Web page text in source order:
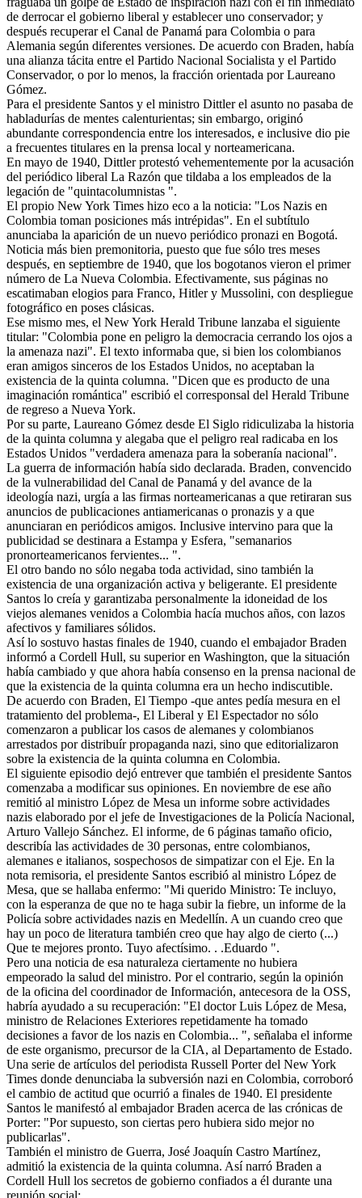
de derrocar el gobierno liberal y establecer uno conservador; y
después recuperar el Canal de Panamá para Colombia o para
Alemania según diferentes versiones. De acuerdo con Braden, había
una alianza tácita entre el Partido Nacional Socialista y el Partido
Conservador, o por lo menos, la fracción orientada por Laureano
Gómez.
Para el presidente Santos y el ministro Dittler el asunto no pasaba de
habladurías de mentes calenturientas; sin embargo, originó
abundante correspondencia entre los interesados, e inclusive dio pie
a frecuentes titulares en la prensa local y norteamericana.
En mayo de 1940, Dittler protestó vehementemente por la acusación
del periódico liberal La Razón que tildaba a los empleados de la
legación de "quintacolumnistas ".
El propio New York Times hizo eco a la noticia: "Los Nazis en
Colombia toman posiciones más intrépidas". En el subtítulo
anunciaba la aparición de un nuevo periódico pronazi en Bogotá.
Noticia más bien premonitoria, puesto que fue sólo tres meses
después, en septiembre de 1940, que los bogotanos vieron el primer
número de La Nueva Colombia. Efectivamente, sus páginas no
escatimaban elogios para Franco, Hitler y Mussolini, con despliegue
fotográfico en poses clásicas.
Ese mismo mes, el New York Herald Tribune lanzaba el siguiente
titular: "Colombia pone en peligro la democracia cerrando los ojos a
la amenaza nazi". El texto informaba que, si bien los colombianos
eran amigos sinceros de los Estados Unidos, no aceptaban la
existencia de la quinta columna. "Dicen que es producto de una
imaginación romántica" escribió el corresponsal del Herald Tribune
de regreso a Nueva York.
Por su parte, Laureano Gómez desde El Siglo ridiculizaba la historia
de la quinta columna y alegaba que el peligro real radicaba en los
Estados Unidos "verdadera amenaza para la soberanía nacional".
La guerra de información había sido declarada. Braden, convencido
de la vulnerabilidad del Canal de Panamá y del avance de la
ideología nazi, urgía a las firmas norteamericanas a que retiraran sus
anuncios de publicaciones antiamericanas o pronazis y a que
anunciaran en periódicos amigos. Inclusive intervino para que la
publicidad se destinara a Estampa y Esfera, "semanarios
pronorteamericanos fervientes... ".
El otro bando no sólo negaba toda actividad, sino también la
existencia de una organización activa y beligerante. El presidente
Santos lo creía y garantizaba personalmente la idoneidad de los
viejos alemanes venidos a Colombia hacía muchos años, con lazos
afectivos y familiares sólidos.
Así lo sostuvo hastas finales de 1940, cuando el embajador Braden
informó a Cordell Hull, su superior en Washington, que la situación
había cambiado y que ahora había consenso en la prensa nacional de
que la existencia de la quinta columna era un hecho indiscutible.
De acuerdo con Braden, El Tiempo -que antes pedía mesura en el
tratamiento del problema-, El Liberal y El Espectador no sólo
comenzaron a publicar los casos de alemanes y colombianos
arrestados por distribuír propaganda nazi, sino que editorializaron
sobre la existencia de la quinta columna en Colombia.
El siguiente episodio dejó entrever que también el presidente Santos
comenzaba a modificar sus opiniones. En noviembre de ese año
remitió al ministro López de Mesa un informe sobre actividades
nazis elaborado por el jefe de Investigaciones de la Policía Nacional,
Arturo Vallejo Sánchez. El informe, de 6 páginas tamaño oficio,
describía las actividades de 30 personas, entre colombianos,
alemanes e italianos, sospechosos de simpatizar con el Eje. En la
nota remisoria, el presidente Santos escribió al ministro López de
Mesa, que se hallaba enfermo: "Mi querido Ministro: Te incluyo,
con la esperanza de que no te haga subir la fiebre, un informe de la
Policía sobre actividades nazis en Medellín. A un cuando creo que
hay un poco de literatura también creo que hay algo de cierto (...)
Que te mejores pronto. Tuyo afectísimo. . .Eduardo ".
Pero una noticia de esa naturaleza ciertamente no hubiera
empeorado la salud del ministro. Por el contrario, según la opinión
de la oficina del coordinador de Información, antecesora de la OSS,
habría ayudado a su recuperación: "El doctor Luis López de Mesa,
ministro de Relaciones Exteriores repetidamente ha tomado
decisiones a favor de los nazis en Colombia... ", señalaba el informe
de este organismo, precursor de la CIA, al Departamento de Estado.
Una serie de artículos del periodista Russell Porter del New York
Times donde denunciaba la subversión nazi en Colombia, corroboró
el cambio de actitud que ocurrió a finales de 1940. El presidente
Santos le manifestó al embajador Braden acerca de las crónicas de
Porter: "Por supuesto, son ciertas pero hubiera sido mejor no
publicarlas".
También el ministro de Guerra, José Joaquín Castro Martínez,
admitió la existencia de la quinta columna. Así narró Braden a
Cordell Hull los secretos de gobierno confiados a él durante una
reunión social: